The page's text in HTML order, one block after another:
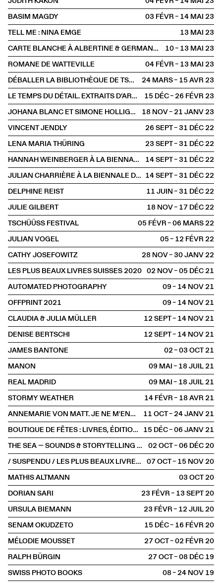
BASIM MAGDY
03 FÉVR – 14 MAI2023
TELL ME : NINA EMGE
13 MAI2023
CARTE BLANCHE À ALBERTINE & GERMANO ZULLO
10 – 13 MAI2023
ROMANE DE WATTEVILLE
04 FÉVR – 13 MAI2023
DÉBALLER LA BIBLIOTHÈQUE DE TSCHICHOLD
24 MARS – 15 AVR2023
LE TEMPS DU DÉTAIL. EXTRAITS D’ARCHITECTURE SUISSE CONTEMPORAINE
15 DÉC – 26 FÉVR2023
JOHANA BLANC ET SIMONE HOLLIGER
18 NOV – 21 JANV2023
VINCENT JENDLY
26 SEPT – 31 DÉC2022
LENA MARIA THÜRING
23 SEPT – 31 DÉC2022
HANNAH WEINBERGER À LA BIENNALE D'ART CONTEMPORAIN DE LYON
14 SEPT – 31 DÉC2022
JULIAN CHARRIÈRE À LA BIENNALE D'ART CONTEMPORAIN DE LYON 14 SEPT – 31 DÉC2022
DELPHINE REIST
11 JUIN – 31 DÉC2022
JULIE GILBERT
18 NOV – 17 DÉC2022
TSCHÜÜSS FESTIVAL
05 FÉVR – 06 MARS2022
JULIAN VOGEL
05 – 12 FÉVR2022
CATHY JOSEFOWITZ
28 NOV – 30 JANV2022
LES PLUS BEAUX LIVRES SUISSES 2020 02 NOV – 05 DÉC2021
AUTOMATED PHOTOGRAPHY
09 – 14 NOV2021
OFFPRINT 2021
09 – 14 NOV2021
CLAUDIA & JULIA MÜLLER
12 SEPT – 14 NOV2021
DENISE BERTSCHI
12 SEPT – 14 NOV2021
JAMES BANTONE
02 – 03 OCT2021
MANON
09 MAI – 18 JUIL2021
REAL MADRID
09 MAI – 18 JUIL2021
STORMY WEATHER
14 FÉVR – 18 AVR2021
ANNEMARIE VON MATT. JE NE M'ENNUIE JAMAIS, ON M'ENNUIE
11 OCT – 24 JANV2021
BOUTIQUE DE FÊTES : LIVRES, ÉDITIONS D'ARTISTES, AFFICHES SÉRIGRAPHIÉES 15 DÉC – 06 JANV2021
THE SEA — SOUNDS & STORYTELLING À LA CRIÉE ET EN LIGNE
02 OCT – 06 DÉC2020
/ SUSPENDU / LES PLUS BEAUX LIVRES SUISSES 2019
07 OCT – 15 NOV2020
MATHIS ALTMANN
03 OCT2020
DORIAN SARI
23 FÉVR – 13 SEPT2020
URSULA BIEMANN
23 FÉVR – 12 JUIL2020
SENAM OKUDZETO
15 DÉC – 16 FÉVR2020
MÉLODIE MOUSSET
27 OCT – 02 FÉVR2020
RALPH BÜRGIN
27 OCT – 08 DÉC2019
SWISS PHOTO BOOKS
08 – 24 NOV2019